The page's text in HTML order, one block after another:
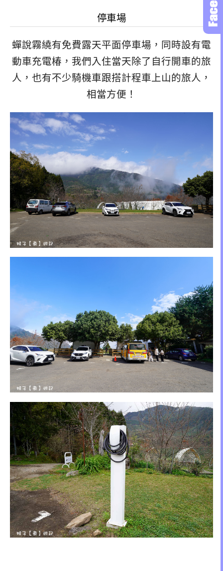
停車場
蟬說霧繞有免費露天平面停車場，同時設有電
動車充電椿，我們入住當天除了自行開車的旅
人，也有不少騎機車跟搭計程車上山的旅人，
相當方便！